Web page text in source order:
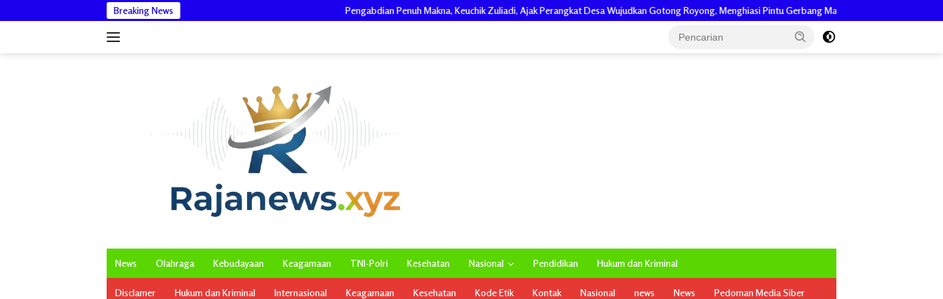
ke
Breaking News Pengabdian Penuh Makna, Keuchik Zuliadi, Ajak Perangkat Desa Wujudkan Gotong Royong, Menghiasi Pintu Gerbang Masuk. Dikonfirmasi Tak Digubris, Keuchik Alue
News Olahraga Kebudayaan Keagamaan TNI-Polri Kesehatan Nasional Pendidikan Hukum dan Kriminal
Disclamer Hukum dan Kriminal Internasional Keagamaan Kesehatan Kode Etik Kontak Nasional news News Pedoman Media Siber